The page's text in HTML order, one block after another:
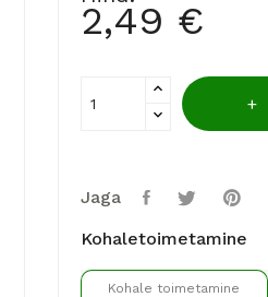
2,49 €
Jaga
Kohaletoimetamine
Kohale toimetamine